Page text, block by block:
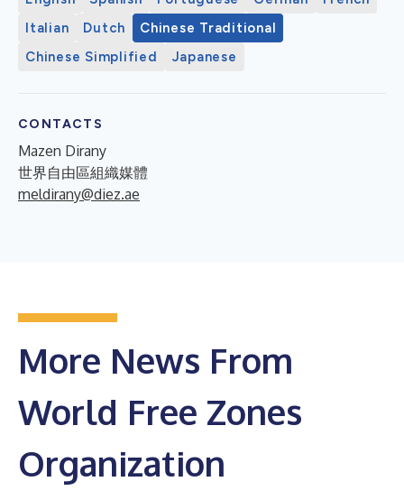
Italian
Dutch
Chinese Traditional
Chinese Simplified
Japanese
CONTACTS
Mazen Dirany
世界自由區組織媒體
meldirany@diez.ae
More News From
World Free Zones
Organization